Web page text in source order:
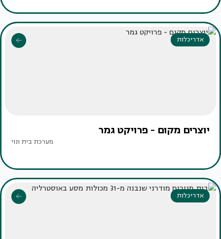
אדריכלות
יוצרים מקום - פרויקט גמר
מערכת בית ונוי
אדריכלות